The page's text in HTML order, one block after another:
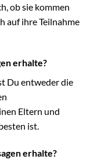
ob sie kommen
auf ihre Teilnahme
erhalte?
Du entweder die
Eltern und
ist.
erhalte?